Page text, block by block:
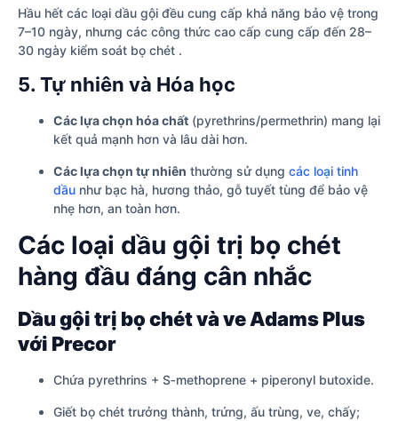
Hầu hết các loại dầu gội đều cung cấp khả năng bảo vệ trong
7–10 ngày, nhưng các công thức cao cấp cung cấp đến 28–
30 ngày kiểm soát bọ chét .
5. Tự nhiên và Hóa học
Các lựa chọn hóa chất (pyrethrins/permethrin) mang lại
kết quả mạnh hơn và lâu dài hơn.
Các lựa chọn tự nhiên thường sử dụng các loại tinh
dầu như bạc hà, hương thảo, gỗ tuyết tùng để bảo vệ
nhẹ hơn, an toàn hơn.
Các loại dầu gội trị bọ chét
hàng đầu đáng cân nhắc
Dầu gội trị bọ chét và ve Adams Plus
với Precor
Chứa pyrethrins + S‑methoprene + piperonyl butoxide.
Giết bọ chét trưởng thành, trứng, ấu trùng, ve, chấy;